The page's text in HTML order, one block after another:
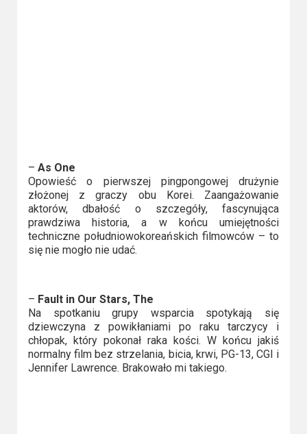
Netflix
Sky
Showtime
Podsumowania
2023
2022
2021
– As One
Opowieść o pierwszej pingpongowej drużynie
złożonej z graczy obu Korei. Zaangażowanie
aktorów, dbałość o szczegóły, fascynująca
prawdziwa historia, a w końcu umiejętności
techniczne południowokoreańskich filmowców – to
się nie mogło nie udać.
– Fault in Our Stars, The
Na spotkaniu grupy wsparcia spotykają się
dziewczyna z powikłaniami po raku tarczycy i
chłopak, który pokonał raka kości. W końcu jakiś
normalny film bez strzelania, bicia, krwi, PG-13, CGI i
Jennifer Lawrence. Brakowało mi takiego.